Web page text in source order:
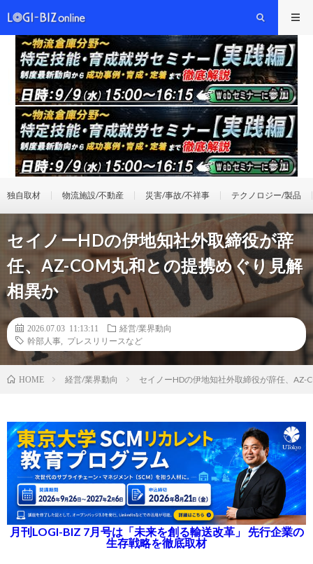
独自取材 物流施設/不動産 災害/事故/不祥事 テクノロジー/製品
セイノーHDの伊地知社外取締役が辞
任、AZ-COM丸和との提携めぐり見解
相異か
2026.07.03 11:13:11
経営/業界動向
幹部人事
プレスリリースなど
HOME 経営/業界動向 セイノーHDの伊地知社外取締役が辞任、AZ-
月刊LOGI-BIZ 7月号は「未来を創る輸送改革」 先行企業の
生存戦略を徹底取材